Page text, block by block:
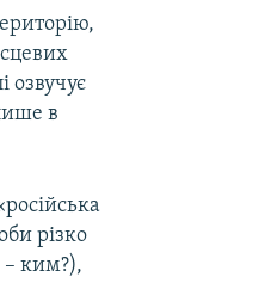
озвучує
в
різко
– ким?),